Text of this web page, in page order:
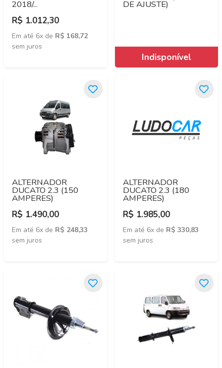
2018/...
R$ 1.012,30
Em até 6x de R$ 168,72
sem juros
DE AJUSTE)
ALTERNADOR
DUCATO 2.3 (150
AMPERES)
R$ 1.490,00
Em até 6x de R$ 248,33
sem juros
ALTERNADOR
DUCATO 2.3 (180
AMPERES)
R$ 1.985,00
Em até 6x de R$ 330,83
sem juros